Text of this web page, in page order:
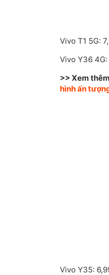
Vivo T1 5G:
Vivo Y36
>> Xem
hình ấn
Vivo Y35: